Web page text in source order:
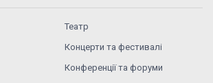
Театр
Концерти та фестивалі
Конференції та форуми